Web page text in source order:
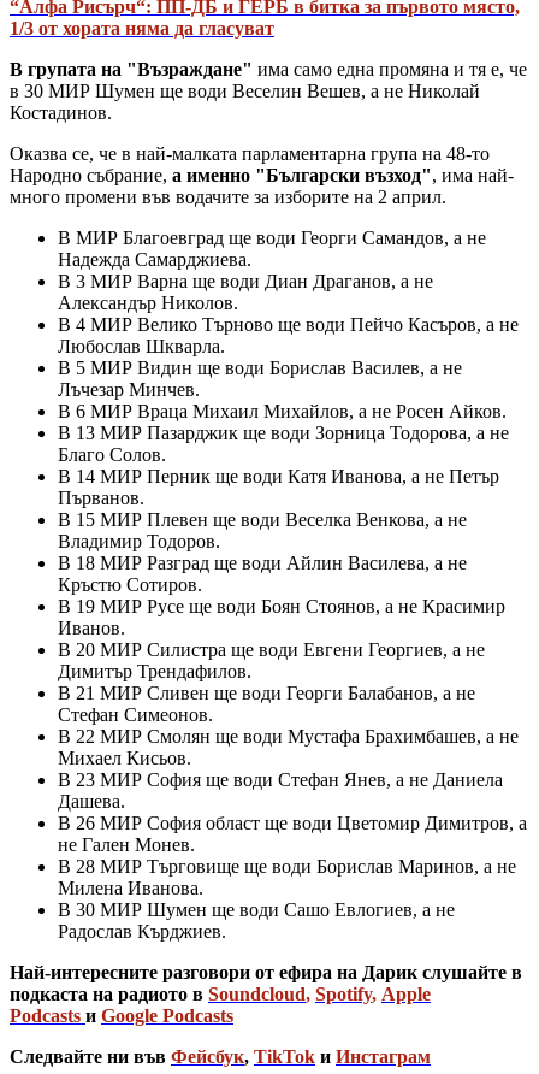
“Алфа Рисърч“: ПП-ДБ и ГЕРБ в битка за първото място,
1/3 от хората няма да гласуват
В групата на "Възраждане" има само една промяна и тя е, че
в 30 МИР Шумен ще води Веселин Вешев, а не Николай
Костадинов.
Оказва се, че в най-малката парламентарна група на 48-то
Народно събрание, а именно "Български възход", има най-
много промени във водачите за изборите на 2 април.
В МИР Благоевград ще води Георги Самандов, а не
Надежда Самарджиева.
В 3 МИР Варна ще води Диан Драганов, а не
Александър Николов.
В 4 МИР Велико Търново ще води Пейчо Касъров, а не
Любослав Шкварла.
В 5 МИР Видин ще води Борислав Василев, а не
Лъчезар Минчев.
В 6 МИР Враца Михаил Михайлов, а не Росен Айков.
В 13 МИР Пазарджик ще води Зорница Тодорова, а не
Благо Солов.
В 14 МИР Перник ще води Катя Иванова, а не Петър
Първанов.
В 15 МИР Плевен ще води Веселка Венкова, а не
Владимир Тодоров.
В 18 МИР Разград ще води Айлин Василева, а не
Кръстю Сотиров.
В 19 МИР Русе ще води Боян Стоянов, а не Красимир
Иванов.
В 20 МИР Силистра ще води Евгени Георгиев, а не
Димитър Трендафилов.
В 21 МИР Сливен ще води Георги Балабанов, а не
Стефан Симеонов.
В 22 МИР Смолян ще води Мустафа Брахимбашев, а не
Михаел Кисьов.
В 23 МИР София ще води Стефан Янев, а не Даниела
Дашева.
В 26 МИР София област ще води Цветомир Димитров, а
не Гален Монев.
В 28 МИР Търговище ще води Борислав Маринов, а не
Милена Иванова.
В 30 МИР Шумен ще води Сашо Евлогиев, а не
Радослав Кърджиев.
Най-интересните разговори от ефира на Дарик слушайте в
подкаста на радиото в Soundcloud, Spotify, Apple
Podcasts и Google Podcasts
Следвайте ни във Фейсбук, TikTok и Инстаграм